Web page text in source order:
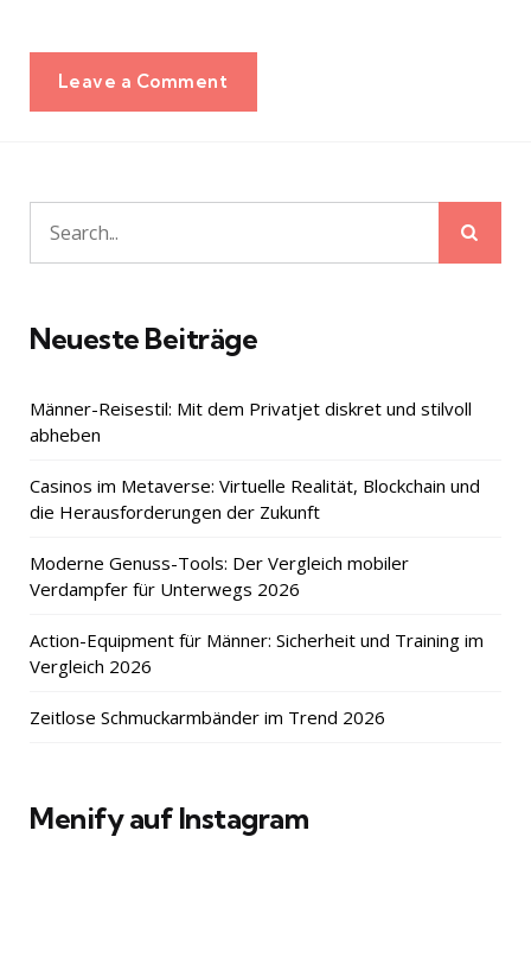
Leave a Comment
Search
for:
Neueste Beiträge
Männer-Reisestil: Mit dem Privatjet diskret und stilvoll
abheben
Casinos im Metaverse: Virtuelle Realität, Blockchain und
die Herausforderungen der Zukunft
Moderne Genuss-Tools: Der Vergleich mobiler
Verdampfer für Unterwegs 2026
Action-Equipment für Männer: Sicherheit und Training im
Vergleich 2026
Zeitlose Schmuckarmbänder im Trend 2026
Menify auf Instagram